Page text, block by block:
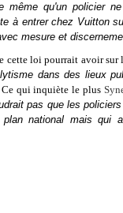
même qu'un policier
à entrer chez Vuitton
mesure et
cette loi pourrait avoir
dans des lieux
Ce qui inquiète le plus
pas que les
national mais qui